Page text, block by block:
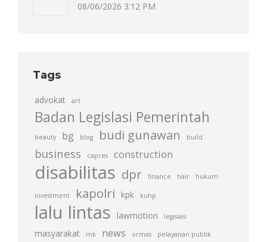
08/06/2026 3:12 PM
Tags
advokat art
Badan Legislasi Pemerintah
beauty bg blog budi gunawan build
business capres construction
disabilitas dpr finance hair hukum
investment kapolri kpk kuhp
lalu lintas lawmotion legislasi
masyarakat mk news ormas pelayanan publik